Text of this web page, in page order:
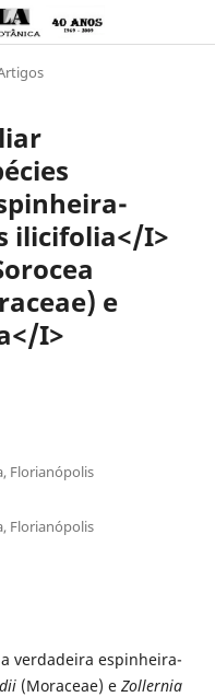
ilicifolia</I>
e
I>
Florianópolis
Florianópolis
verdadeira espinheira-
(Moraceae) e Zollernia